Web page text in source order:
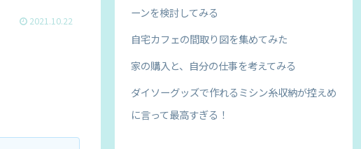
2021.10.22
ーンを検討してみる
自宅カフェの間取り図を集めてみた
家の購入と、自分の仕事を考えてみる
ダイソーグッズで作れるミシン糸収納が控えめ
に言って最高すぎる！